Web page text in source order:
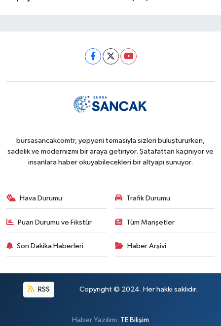
bursasancakcomtr, yepyeni temasıyla sizleri buluştururken,
sadelik ve modernizmi bir araya getiriyor. Şatafattan kaçınıyor ve
insanlara haber okuyabilecekleri bir altyapı sunuyor.
Hava Durumu Trafik Durumu
Puan Durumu ve Fikstür Tüm Manşetler
Son Dakika Haberleri Haber Arşivi
RSS Copyright © 2024. Her hakkı saklıdır.
Haber Yazılımı: TE Bilişim